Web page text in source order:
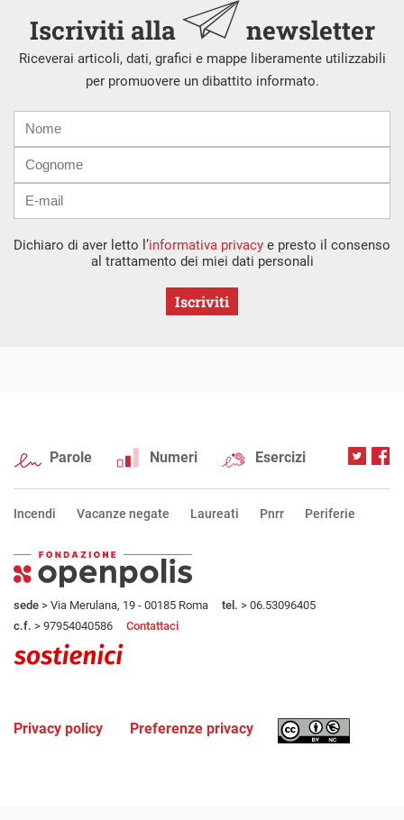
Iscriviti alla newsletter
Riceverai articoli, dati, grafici e mappe liberamente utilizzabili
per promuovere un dibattito informato.
mail
Dichiaro di aver letto l’informativa privacy e presto il consenso
al trattamento dei miei dati personali
Iscriviti
Parole Numeri Esercizi
Incendi Vacanze negate Laureati Pnrr Periferie
sede > Via Merulana, 19 - 00185 Roma tel. > 06.53096405
c.f. > 97954040586 Contattaci
Privacy policy Preferenze privacy